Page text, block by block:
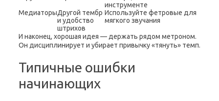
инструменте
МедиаторыДругой тембр
и удобство
штрихов
Используйте фетровые для
мягкого звучания
И наконец, хорошая идея — держать рядом метроном.
Он дисциплинирует и убирает привычку «тянуть» темп.
Типичные ошибки
начинающих